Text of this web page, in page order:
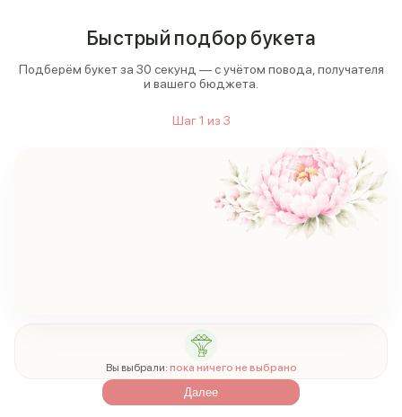
Быстрый подбор букета
Подберём букет за 30 секунд — с учётом повода, получателя
и вашего бюджета.
Шаг1 из 3
Вы выбрали: пока ничего не выбрано
Далее